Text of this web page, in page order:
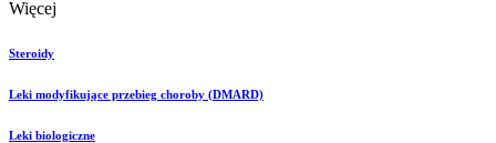
Więcej
Steroidy
Leki modyfikujące przebieg choroby (DMARD)
Leki biologiczne